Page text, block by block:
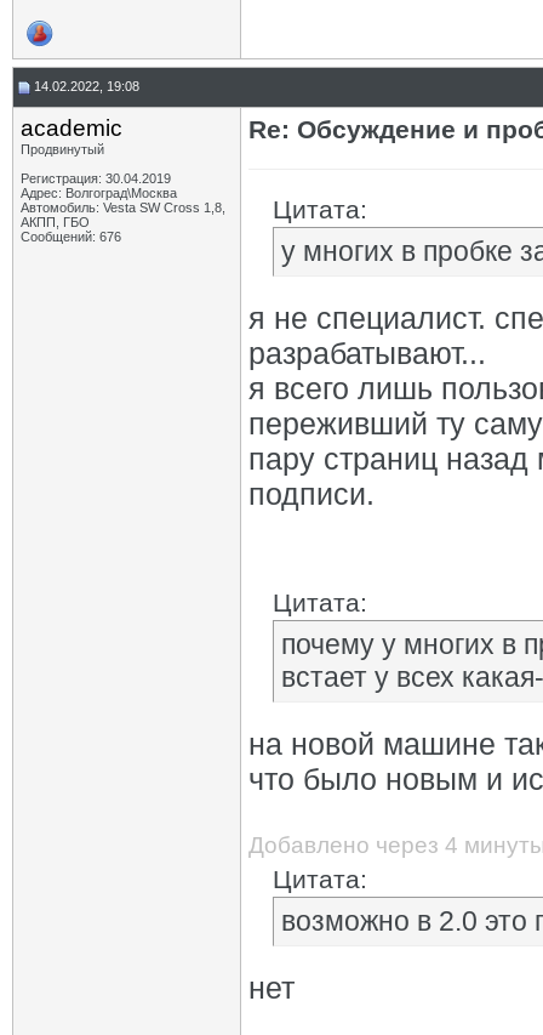
14.02.2022, 19:08
academic
Продвинутый
Регистрация: 30.04.2019
Адрес: Волгоград\Москва
Автомобиль: Vesta SW Cross 1,8,
АКПП, ГБО
Сообщений: 676
Re: Обсуждение и
Цитата:
у многих в пробке
я не специалист.
разрабатывают...
я всего лишь
переживший ту
пару страниц
подписи.
Цитата:
почему у многих в
встает у всех
на новой машине
что было новым и
Добавлено через 4
Цитата:
возможно в 2.0 это
нет